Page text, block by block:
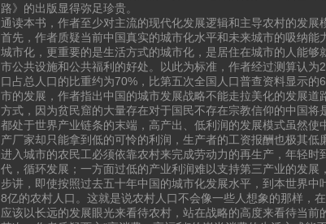
路》的出版显得弥足珍贵。
通读本书，作者至少对主流的现代化发展逻辑和主导农村的发展
首先，作者质疑当前中国真实的城市化水平和未来城市的吸纳
城市化，更重要的是生活方式的城市化，是居住在城市的人能
市公共设施和公共福利的好处。以此为标准，作者经过测算认
口占总人口的比重约为70%，比第五次全国人口普查资料显示
市的发展，作者指出中国的城市发展战略不能走拉美化的发展
方式，因为贫民窟的大量存在对于国民不存在宗教信仰的中国
都处于世界产业链条的末端，高产出、低利润的发展模式虽然
产厂家却只能拿到低的可怜的利润，生产者的工资报酬也极其
进入城市的农民工必须依靠农村来完成劳动力的再生产，年轻
代，循环发展；一方面过低的产业利润难以支持第三产业的发
步讲，即使按照过去五十年中国的城市化发展水平，到本世界
8亿的农村人口。这就是说农村人口不会像一些人想象的那样，
应该以长远的发展眼光来看待农村，站在战略的高度来看待当前